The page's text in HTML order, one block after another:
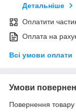
Детальніше
Оплатити
Оплата на
Всі умови оплати
Умови
Повернення